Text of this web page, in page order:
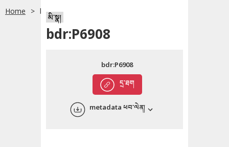
English
Home bdr:P6908
མི་སྣ།
bdr:P6908
དྲ་ཐག
bdr:P6908
metadata ཕབ་ལེན།